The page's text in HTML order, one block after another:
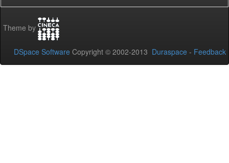
Theme by
DSpace Software Copyright © 2002-2013 Duraspace - Feedback